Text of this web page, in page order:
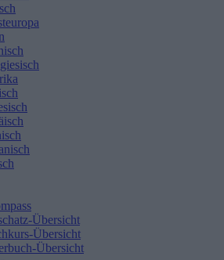
Übersicht
Übersicht
Übersicht